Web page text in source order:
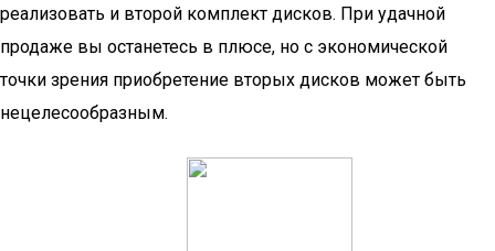
реализовать и второй комплект дисков. При удачной
продаже вы останетесь в плюсе, но с экономической
точки зрения приобретение вторых дисков может быть
нецелесообразным.